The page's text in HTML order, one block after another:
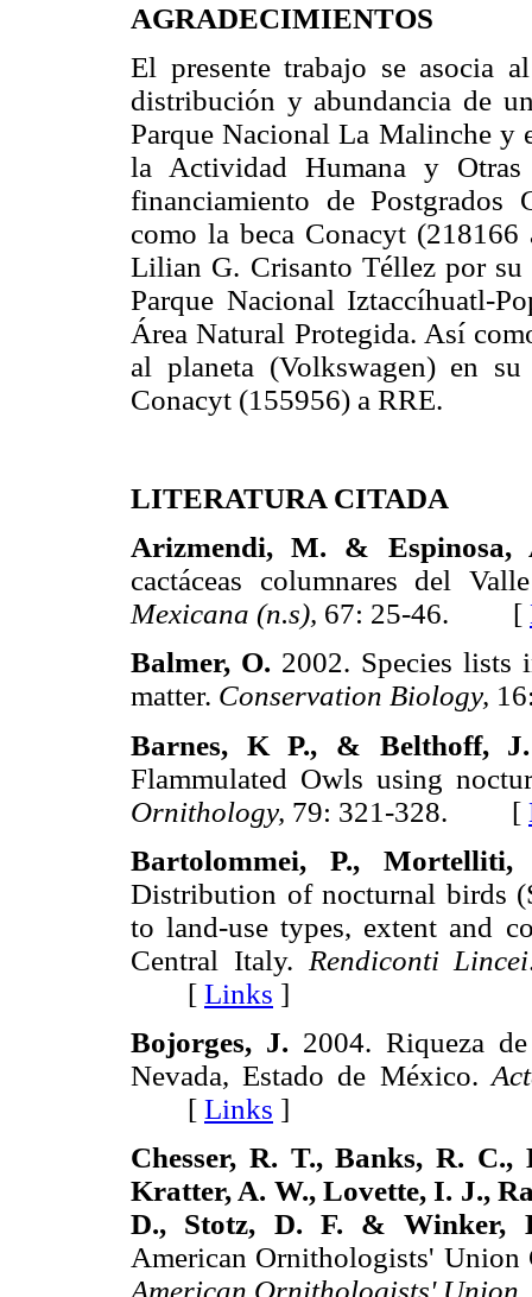
AGRADECIMIENTOS
El presente trabajo se asocia
distribución y abundancia de
Parque Nacional La Malinche y
la Actividad Humana y Otras
financiamiento de
como la beca Conacyt
Lilian G. Crisanto Téllez por su
Parque Nacional Iztaccíhuatl-
Área Natural Protegida. Así
al planeta (Volkswagen) en
Conacyt (155956) a RRE.
LITERATURA CITADA
Arizmendi, M. & Espinosa,
cactáceas columnares del
Mexicana (n.s), 67: 25-46. [
Balmer, O. 2002. Species lists
matter. Conservation Biology,
Barnes, K P., & Belthoff,
Flammulated Owls using
Ornithology, 79: 321-328. [
Bartolommei, P.,
Distribution of nocturnal birds
to land-use types, extent and
Central Italy. Rendiconti
[ Links ]
Bojorges, J. 2004. Riqueza
Nevada, Estado de México.
[ Links ]
Chesser, R. T., Banks, R.
Kratter, A. W., Lovette, I. J.,
D., Stotz, D. F. & Winker,
American Ornithologists'